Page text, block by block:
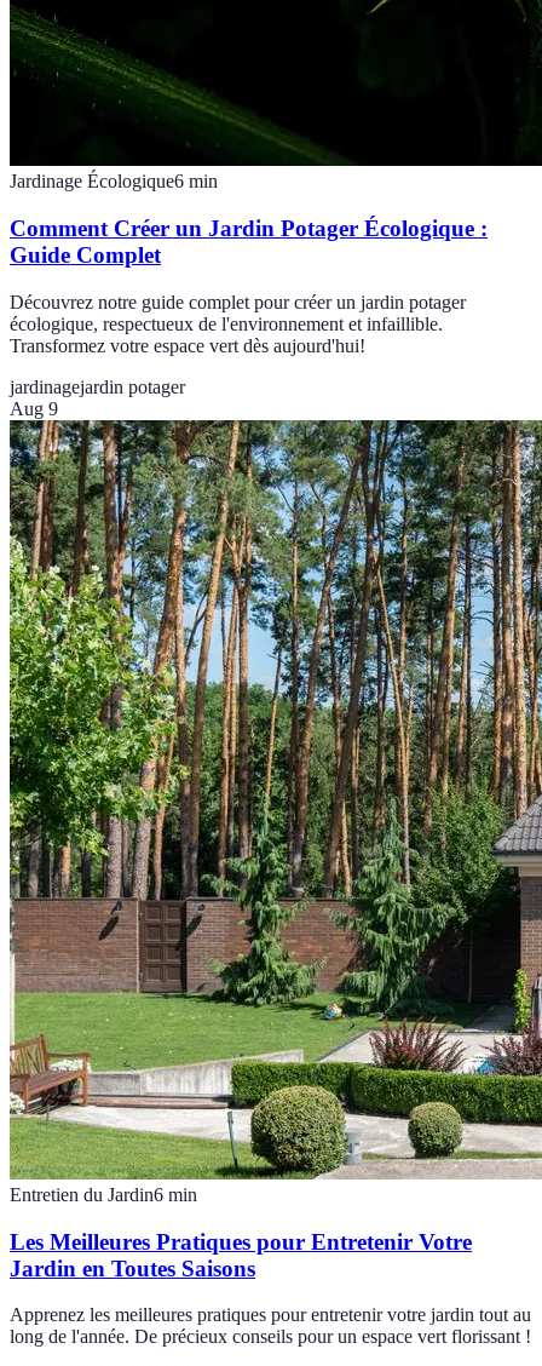
Jardinage Écologique6 min
Comment Créer un Jardin Potager Écologique :
Guide Complet
Découvrez notre guide complet pour créer un jardin potager
écologique, respectueux de l'environnement et infaillible.
Transformez votre espace vert dès aujourd'hui!
jardinagejardin potager
Aug 9
Entretien du Jardin6 min
Les Meilleures Pratiques pour Entretenir Votre
Jardin en Toutes Saisons
Apprenez les meilleures pratiques pour entretenir votre jardin tout au
long de l'année. De précieux conseils pour un espace vert florissant !